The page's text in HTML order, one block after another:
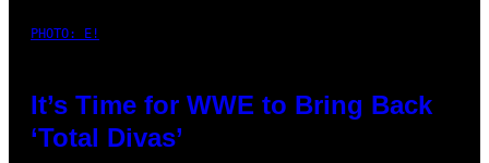
PHOTO: E!
It’s Time for WWE to Bring Back
‘Total Divas’